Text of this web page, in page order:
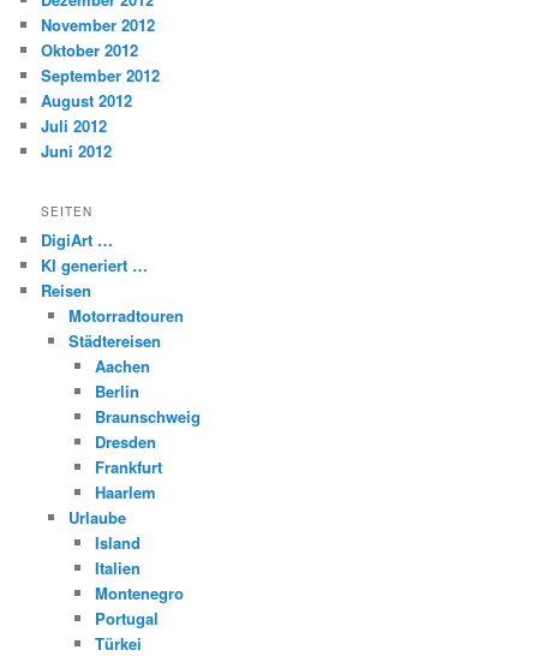
November 2012
Oktober 2012
September 2012
August 2012
Juli 2012
Juni 2012
SEITEN
DigiArt …
KI generiert …
Reisen
Motorradtouren
Städtereisen
Aachen
Berlin
Braunschweig
Dresden
Frankfurt
Haarlem
Urlaube
Island
Italien
Montenegro
Portugal
Türkei